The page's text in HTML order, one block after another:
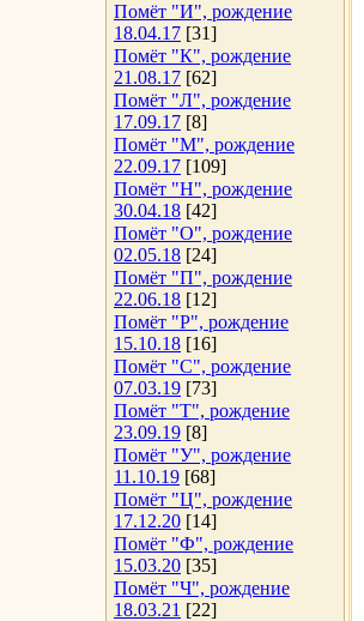
Помёт "И", рождение
18.04.17 [31]
Помёт "К", рождение
21.08.17 [62]
Помёт "Л", рождение
17.09.17 [8]
Помёт "М", рождение
22.09.17 [109]
Помёт "Н", рождение
30.04.18 [42]
Помёт "О", рождение
02.05.18 [24]
Помёт "П", рождение
22.06.18 [12]
Помёт "Р", рождение
15.10.18 [16]
Помёт "С", рождение
07.03.19 [73]
Помёт "Т", рождение
23.09.19 [8]
Помёт "У", рождение
11.10.19 [68]
Помёт "Ц", рождение
17.12.20 [14]
Помёт "Ф", рождение
15.03.20 [35]
Помёт "Ч", рождение
18.03.21 [22]